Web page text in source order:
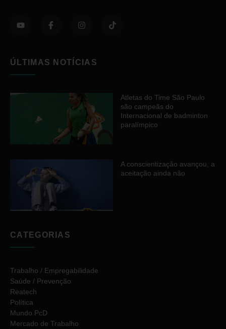
ÚLTIMAS NOTÍCIAS
Atletas do Time São Paulo
são campeãs do
Internacional de badminton
paralímpico
A conscientização avançou, a
aceitação ainda não
CATEGORIAS
Trabalho / Empregabilidade
Saúde / Prevenção
Reatech
Política
Mundo PcD
Mercado de Trabalho